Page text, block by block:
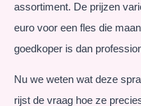
assortiment. De prijzen
euro voor een fles die
goedkoper is dan
Nu we weten wat deze
rijst de vraag hoe ze